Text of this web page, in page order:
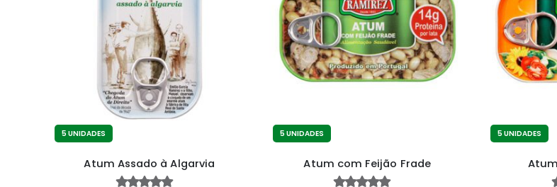
5 UNIDADES
Atum Assado à Algarvia
5 UNIDADES
Atum com Feijão Frade
5 UNIDADES